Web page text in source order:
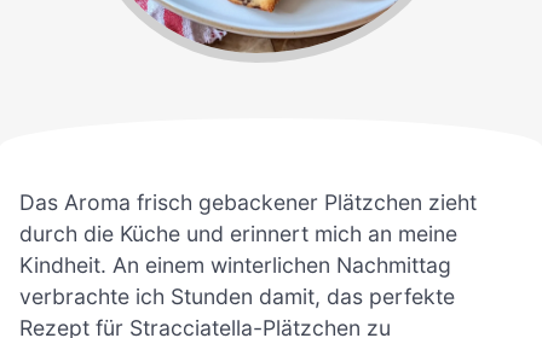
Das Aroma frisch gebackener Plätzchen zieht
durch die Küche und erinnert mich an meine
Kindheit. An einem winterlichen Nachmittag
verbrachte ich Stunden damit, das perfekte
Rezept für Stracciatella-Plätzchen zu